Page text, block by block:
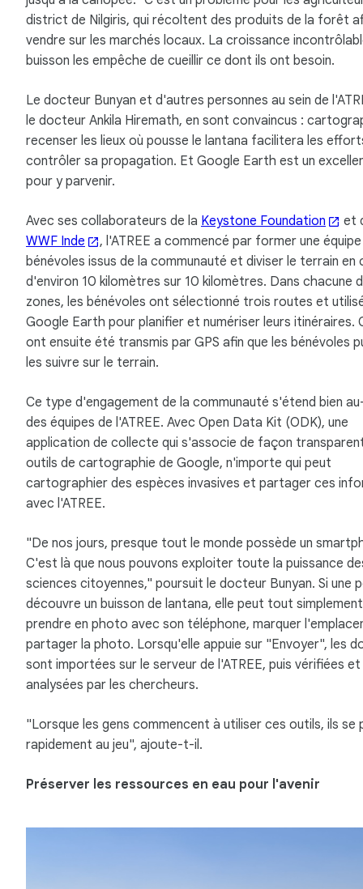
district de Nilgiris, qui récoltent des produits de la forêt
vendre sur les marchés locaux. La croissance
buisson les empêche de cueillir ce dont ils ont besoin.
Le docteur Bunyan et d'autres personnes au sein de
le docteur Ankila Hiremath, en sont convaincus :
recenser les lieux où pousse le lantana facilitera les
contrôler sa propagation. Et Google Earth est un
pour y parvenir.
Avec ses collaborateurs de la Keystone Foundation
et
WWF Inde
, l'ATREE a commencé par former une
bénévoles issus de la communauté et diviser le terrain en
d'environ 10 kilomètres sur 10 kilomètres. Dans chacune
zones, les bénévoles ont sélectionné trois routes et
Google Earth pour planifier et numériser leurs itinéraires.
ont ensuite été transmis par GPS afin que les bénévoles
les suivre sur le terrain.
Ce type d'engagement de la communauté s'étend bien
des équipes de l'ATREE. Avec Open Data Kit (ODK), une
application de collecte qui s'associe de façon
outils de cartographie de Google, n'importe qui peut
cartographier des espèces invasives et partager ces
avec l'ATREE.
"De nos jours, presque tout le monde possède un
C'est là que nous pouvons exploiter toute la puissance
sciences citoyennes," poursuit le docteur Bunyan. Si une
découvre un buisson de lantana, elle peut tout
prendre en photo avec son téléphone, marquer
partager la photo. Lorsqu'elle appuie sur "Envoyer", les
sont importées sur le serveur de l'ATREE, puis vérifiées et
analysées par les chercheurs.
"Lorsque les gens commencent à utiliser ces outils, ils se
rapidement au jeu", ajoute-t-il.
Préserver les ressources en eau pour l'avenir